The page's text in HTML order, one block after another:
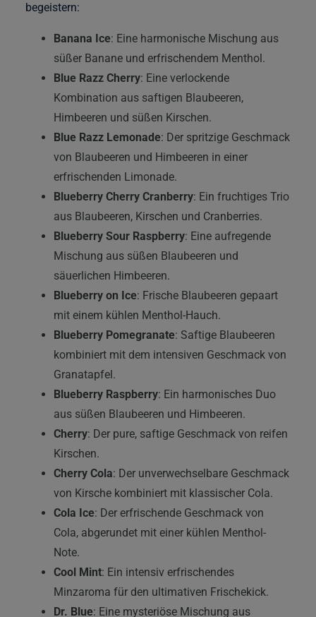
begeistern:
Banana Ice: Eine harmonische Mischung aus
süßer Banane und erfrischendem Menthol.
Blue Razz Cherry: Eine verlockende
Kombination aus saftigen Blaubeeren,
Himbeeren und süßen Kirschen.
Blue Razz Lemonade: Der spritzige Geschmack
von Blaubeeren und Himbeeren in einer
erfrischenden Limonade.
Blueberry Cherry Cranberry: Ein fruchtiges Trio
aus Blaubeeren, Kirschen und Cranberries.
Blueberry Sour Raspberry: Eine aufregende
Mischung aus süßen Blaubeeren und
säuerlichen Himbeeren.
Blueberry on Ice: Frische Blaubeeren gepaart
mit einem kühlen Menthol-Hauch.
Blueberry Pomegranate: Saftige Blaubeeren
kombiniert mit dem intensiven Geschmack von
Granatapfel.
Blueberry Raspberry: Ein harmonisches Duo
aus süßen Blaubeeren und Himbeeren.
Cherry: Der pure, saftige Geschmack von reifen
Kirschen.
Cherry Cola: Der unverwechselbare Geschmack
von Kirsche kombiniert mit klassischer Cola.
Cola Ice: Der erfrischende Geschmack von
Cola, abgerundet mit einer kühlen Menthol-
Note.
Cool Mint: Ein intensiv erfrischendes
Minzaroma für den ultimativen Frischekick.
Dr. Blue: Eine mysteriöse Mischung aus